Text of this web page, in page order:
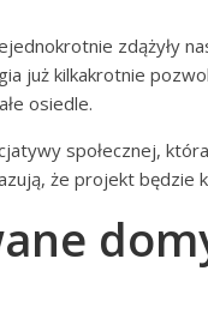
zdążyły
już kilkakrotnie
osiedle.
społecznej,
że projekt będzie